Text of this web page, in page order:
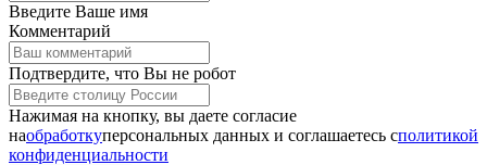
Введите Ваше имя
Комментарий
Подтвердите, что Вы не робот
Нажимая на кнопку, вы даете согласие
наобработкуперсональных данных и соглашаетесь cполитикой
конфиденциальности